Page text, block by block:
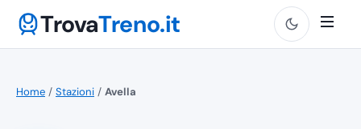
TrovaTreno.it
Home / Stazioni / Avella